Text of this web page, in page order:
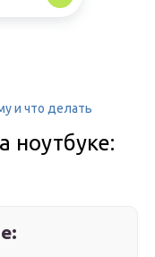
и что делать
ноутбуке: